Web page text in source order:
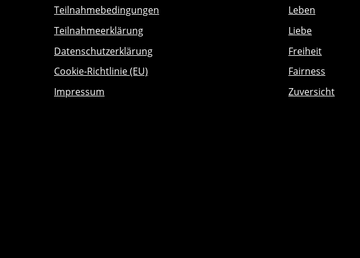
Teilnahmebedingungen
Teilnahmeerklärung
Datenschutzerklärung
Cookie-Richtlinie (EU)
Impressum
Leben
Liebe
Freiheit
Fairness
Zuversicht